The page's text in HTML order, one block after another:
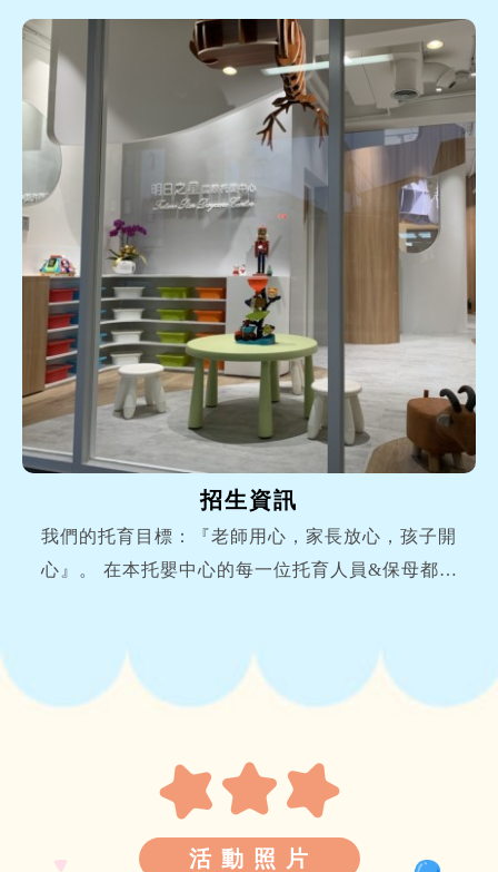
招生資訊
我們的托育目標：『老師用心，家長放心，孩子開
心』。 在本托嬰中心的每一位托育人員&保母都是
活 動 照 片